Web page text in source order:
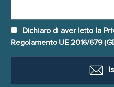
Dichiaro di aver letto la
Regolamento UE 2016/679